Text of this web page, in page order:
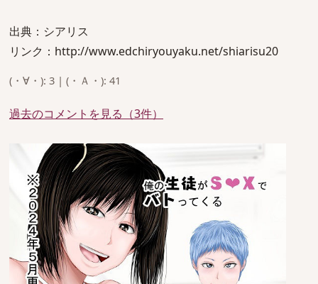
出典：シアリス
リンク：http://www.edchiryouyaku.net/shiarisu20
(・∀・): 3 | (・Ａ・): 41
過去のコメントを見る（3件）